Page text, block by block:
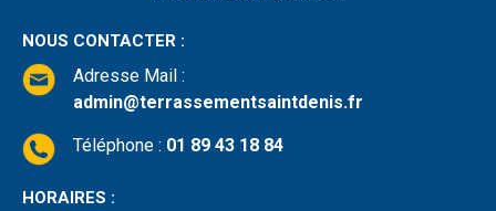
NOUS CONTACTER :
Adresse Mail :
admin@terrassementsaintdenis.fr
Téléphone : 01 89 43 18 84
HORAIRES :